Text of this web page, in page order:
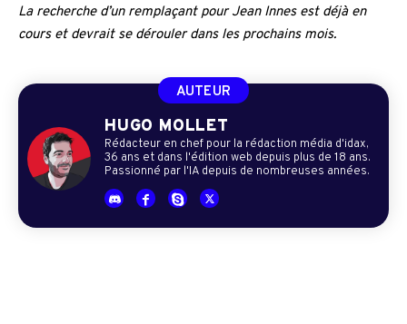
La recherche d’un remplaçant pour Jean Innes est déjà en
cours et devrait se dérouler dans les prochains mois.
AUTEUR
HUGO MOLLET
Rédacteur en chef pour la rédaction média d'idax,
36 ans et dans l'édition web depuis plus de 18 ans.
Passionné par l'IA depuis de nombreuses années.